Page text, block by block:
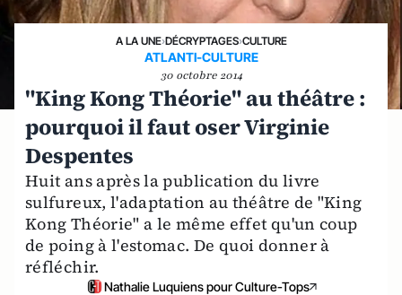
A LA UNE›DÉCRYPTAGES›CULTURE
ATLANTI-CULTURE
30 octobre 2014
"King Kong Théorie" au théâtre :
pourquoi il faut oser Virginie
Despentes
Huit ans après la publication du livre
sulfureux, l'adaptation au théâtre de "King
Kong Théorie" a le même effet qu'un coup
de poing à l'estomac. De quoi donner à
réfléchir.
Nathalie Luquiens pour Culture-Tops